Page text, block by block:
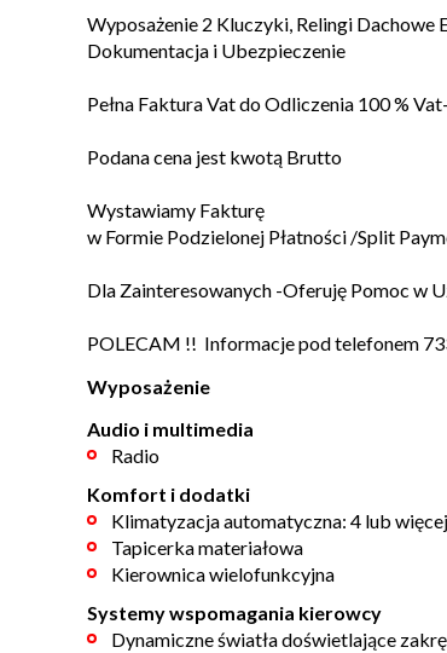
Wyposażenie 2 Kluczyki, Relingi Dachowe
Dokumentacja i Ubezpieczenie
Pełna Faktura Vat do Odliczenia 100 %
Podana cena jest kwotą Brutto
Wystawiamy Fakturę
w Formie Podzielonej Płatności /Split
Dla Zainteresowanych -Oferuję Pomoc w
POLECAM !! Informacje pod telefonem
Wyposażenie
Audio i multimedia
Radio
Komfort i dodatki
Klimatyzacja automatyczna: 4 lub
Tapicerka materiałowa
Kierownica wielofunkcyjna
Systemy wspomagania kierowcy
Dynamiczne światła doświetlające